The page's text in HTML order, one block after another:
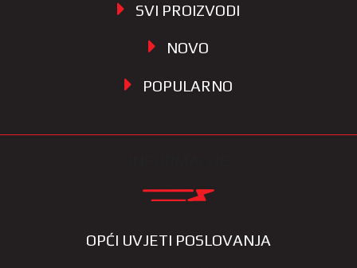
SVI PROIZVODI
NOVO
POPULARNO
OPĆI UVJETI POSLOVANJA